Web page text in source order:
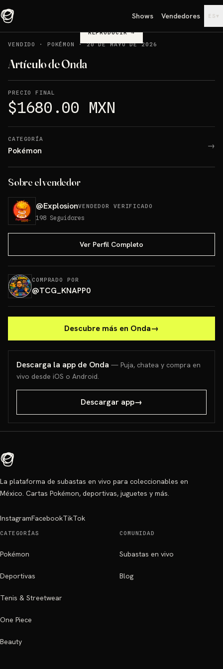
Shows Vendedores ES ▾
REPRODUCIR→
VENDIDO
· POKÉMON ·20 DE MAYO DE 2026
Artículo de Onda
PRECIO FINAL
$1680.00 MXN
CATEGORÍA
Pokémon →
Sobre el vendedor
@ExplosionVENDEDOR VERIFICADO
198 Seguidores
Ver Perfil Completo
COMPRADO POR
@TCG_KNAPP0
Descubre más en Onda→
Descarga la app de Onda — Puja, chatea y compra en
vivo desde iOS o Android.
Descargar app→
La plataforma de subastas en vivo para coleccionables en
México. Cartas Pokémon, deportivas, juguetes y más.
InstagramFacebookTikTok
CATEGORÍAS
Pokémon
Deportivas
Tenis & Streetwear
One Piece
Beauty
COMUNIDAD
Subastas en vivo
Blog